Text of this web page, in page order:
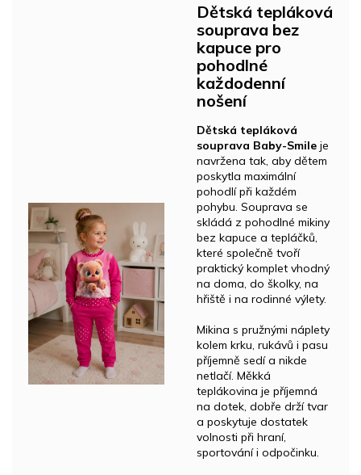
Dětská tepláková
souprava bez
kapuce pro
pohodlné
každodenní
nošení
Dětská tepláková
souprava Baby-Smile je
navržena tak, aby dětem
poskytla maximální
pohodlí při každém
pohybu. Souprava se
skládá z pohodlné mikiny
bez kapuce a tepláčků,
které společně tvoří
praktický komplet vhodný
na doma, do školky, na
hřiště i na rodinné výlety.
Mikina s pružnými náplety
kolem krku, rukávů i pasu
příjemně sedí a nikde
netlačí. Měkká
teplákovina je příjemná
na dotek, dobře drží tvar
a poskytuje dostatek
volnosti při hraní,
sportování i odpočinku.